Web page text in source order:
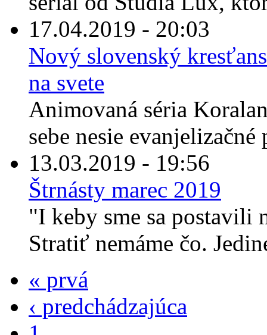
17.04.2019 - 20:03
Nový slovenský
na svete
Animovaná séria
sebe nesie evanjelizačné
13.03.2019 - 19:56
Štrnásty marec 2019
"I keby sme sa postavili
Stratiť nemáme čo.
« prvá
‹ predchádzajúca